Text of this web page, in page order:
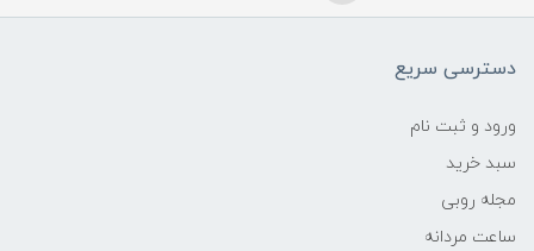
دسترسی سریع
ورود و ثبت نام
سبد خرید
مجله روبی
ساعت مردانه